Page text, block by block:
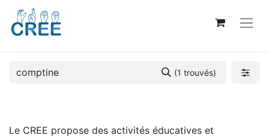
(1 trouvés)
Le CREE propose des activités éducatives et